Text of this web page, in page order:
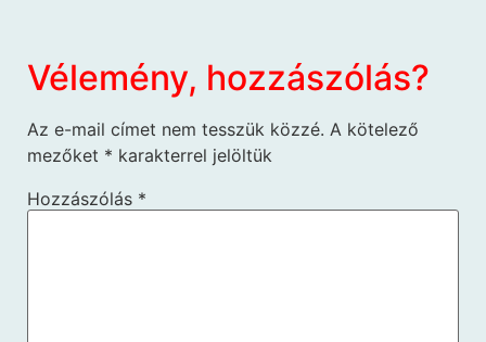
Vélemény, hozzászólás?
Az e-mail címet nem tesszük közzé. A kötelező
mezőket * karakterrel jelöltük
Hozzászólás *